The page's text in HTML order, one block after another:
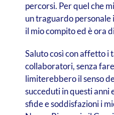
percorsi. Per quel che
un traguardo
il mio compito ed è ora
Saluto così con affetto i
collaboratori, senza
limiterebbero il senso
succeduti in questi anni
sfide e soddisfazioni i